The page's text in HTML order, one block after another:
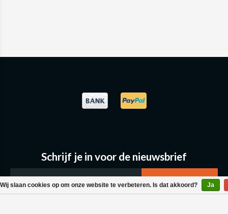
Wij slaan cookies op om onze website te verbeteren. Is dat akkoord? Ja
Schrijf je in voor de nieuwsbrief